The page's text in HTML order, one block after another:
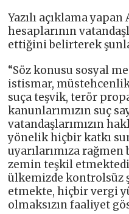
Yazılı açıklama
hesaplarının
ettiğini belirterek
“Söz konusu sosyal
istismar,
suça teşvik, terör
kanunlarımızın suç
vatandaşlarımızın
yönelik hiçbir katkı
uyarılarımıza
zemin teşkil
ülkemizde kontrolsüz
etmekte, hiçbir vergi
olmaksızın faaliyet